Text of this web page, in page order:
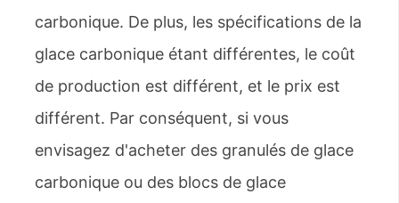
carbonique. De plus, les spécifications de la
glace carbonique étant différentes, le coût
de production est différent, et le prix est
différent. Par conséquent, si vous
envisagez d'acheter des granulés de glace
carbonique ou des blocs de glace